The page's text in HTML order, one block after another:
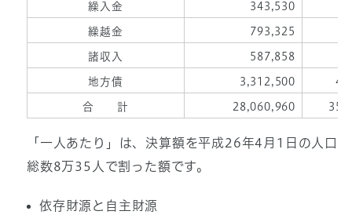
繰入金 343,530
繰越金 793,325
諸収入 587,858
地方債 3,312,500
合 計 28,060,960
「一人あたり」は、決算額を平成26年4月1日の人口
総数8万35人で割った額です。
依存財源と自主財源